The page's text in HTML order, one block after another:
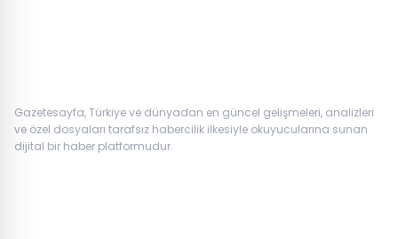
Gazetesayfa, Türkiye ve dünyadan en güncel gelişmeleri, analizleri
ve özel dosyaları tarafsız habercilik ilkesiyle okuyucularına sunan
dijital bir haber platformudur.